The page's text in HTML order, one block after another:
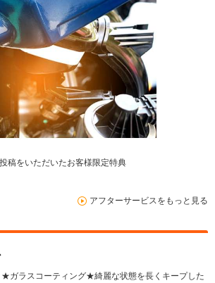
稿をいただいたお客様限定特典
アフターサービスをもっと見る
★ガラスコーティング★綺麗な状態を長くキープした